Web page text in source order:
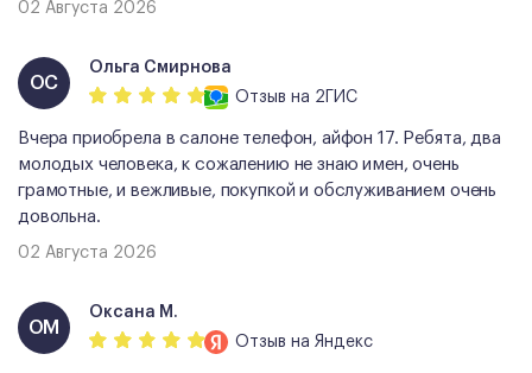
02 Августа 2026
ОС
Ольга Смирнова
Отзыв на 2ГИС
Вчера приобрела в салоне телефон, айфон 17. Ребята, два
молодых человека, к сожалению не знаю имен, очень
грамотные, и вежливые, покупкой и обслуживанием очень
довольна.
02 Августа 2026
ОМ
Оксана М.
Отзыв на Яндекс